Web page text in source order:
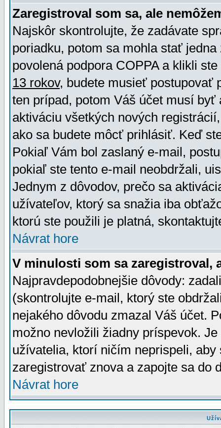
Zaregistroval som sa, ale
Najskôr skontrolujte, že zadávate
poriadku, potom sa mohla stať
povolená podpora COPPA a klikli
13 rokov, budete musieť postupovať
ten prípad, potom Váš účet musí
aktiváciu všetkých nových
ako sa budete môcť prihlásiť. Keď
Pokiaľ Vám bol zaslaný e-mail,
pokiaľ ste tento e-mail neobdržali,
Jednym z dôvodov, prečo sa
užívateľov, ktorý sa snažia iba
ktorú ste použili je platná,
Návrat hore
V minulosti som sa zaregistroval,
Najpravdepodobnejšie dôvody:
(skontrolujte e-mail, ktorý ste
nejakého dôvodu zmazal Váš účet.
možno nevložili žiadny príspevok.
užívatelia, ktorí ničím neprispeli,
zaregistrovať znova a zapojte sa do
Návrat hore